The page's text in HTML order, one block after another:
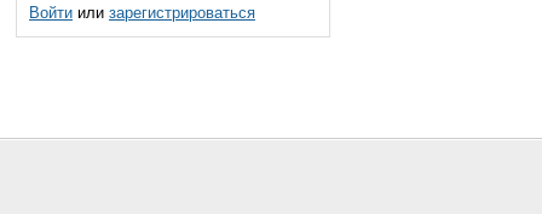
Войти или зарегистрироваться